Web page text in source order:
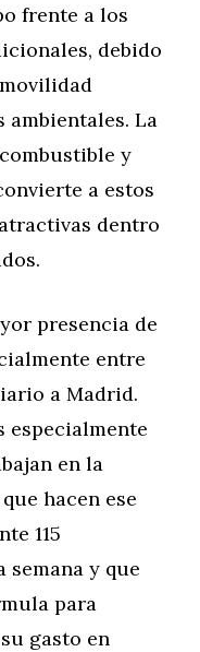
frente a los
debido
La
y
a estos
dentro
presencia de
entre
a Madrid.
especialmente
en la
hacen ese
115
semana y que
para
gasto en